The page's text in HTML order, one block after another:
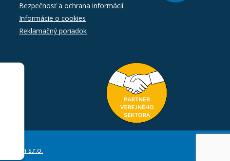
Bezpečnosť a ochrana informácií
Informácie o cookies
Reklamačný poriadok
NextCom s.r.o.